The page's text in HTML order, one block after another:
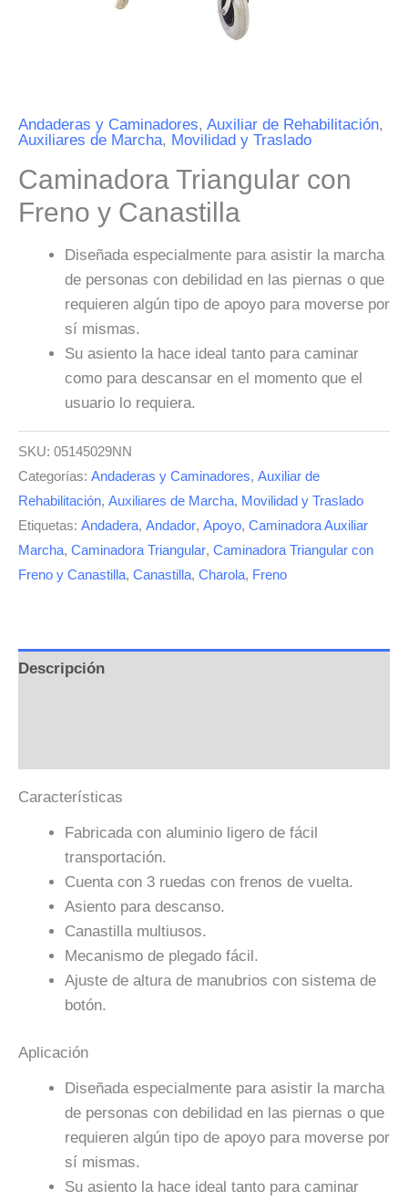
Andaderas y Caminadores, Auxiliar de Rehabilitación,
Auxiliares de Marcha, Movilidad y Traslado
Caminadora Triangular con
Freno y Canastilla
Diseñada especialmente para asistir la marcha
de personas con debilidad en las piernas o que
requieren algún tipo de apoyo para moverse por
sí mismas.
Su asiento la hace ideal tanto para caminar
como para descansar en el momento que el
usuario lo requiera.
SKU: 05145029NN
Categorías: Andaderas y Caminadores, Auxiliar de
Rehabilitación, Auxiliares de Marcha, Movilidad y Traslado
Etiquetas: Andadera, Andador, Apoyo, Caminadora Auxiliar
Marcha, Caminadora Triangular, Caminadora Triangular con
Freno y Canastilla, Canastilla, Charola, Freno
Descripción
Características
Fabricada con aluminio ligero de fácil
transportación.
Cuenta con 3 ruedas con frenos de vuelta.
Asiento para descanso.
Canastilla multiusos.
Mecanismo de plegado fácil.
Ajuste de altura de manubrios con sistema de
botón.
Aplicación
Diseñada especialmente para asistir la marcha
de personas con debilidad en las piernas o que
requieren algún tipo de apoyo para moverse por
sí mismas.
Su asiento la hace ideal tanto para caminar